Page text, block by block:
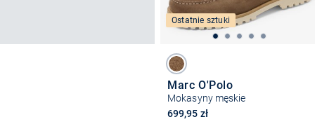
Ostatnie sztuki
Marc O'Polo
Mokasyny męskie
699,95 zł